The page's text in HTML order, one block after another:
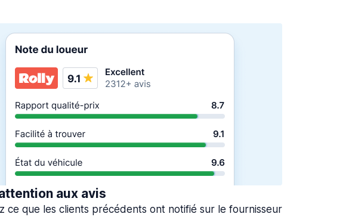
aux avis
ce que les clients précédents ont notifié sur le fournisseur